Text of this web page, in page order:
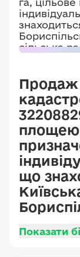
Продаж
площею
що
Показати